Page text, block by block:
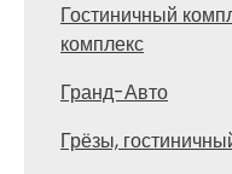
Гостиничный
комплекс
Гранд-Авто
Грёзы,